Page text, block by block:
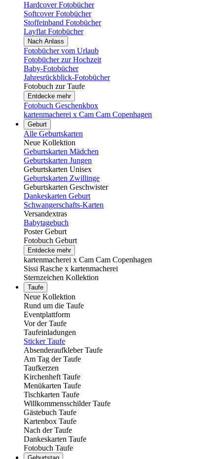
Hardcover Fotobücher
Softcover Fotobücher
Stoffeinband Fotobücher
Layflat Fotobücher
Nach Anlass
Fotobücher vom Urlaub
Fotobücher zur Hochzeit
Baby-Fotobücher
Jahresrückblick-Fotobücher
Fotobuch zur Taufe
Entdecke mehr
Fotobuch Geschenkbox
kartenmacherei x Cam Cam Copenhagen
Geburt
Alle Geburtskarten
Neue Kollektion
Geburtskarten Mädchen
Geburtskarten Jungen
Geburtskarten Unisex
Geburtskarten Zwillinge
Geburtskarten Geschwister
Dankeskarten Geburt
Schwangerschafts-Karten
Versandextras
Babytagebuch
Poster Geburt
Fotobuch Geburt
Entdecke mehr
kartenmacherei x Cam Cam Copenhagen
Sissi Rasche x kartenmacherei
Sternzeichen Kollektion
Taufe
Neue Kollektion
Rund um die Taufe
Eventplattform
Vor der Taufe
Taufeinladungen
Sticker Taufe
Absenderaufkleber Taufe
Am Tag der Taufe
Taufkerzen
Kirchenheft Taufe
Menükarten Taufe
Tischkarten Taufe
Willkommensschilder Taufe
Gästebuch Taufe
Kartenbox Taufe
Nach der Taufe
Dankeskarten Taufe
Fotobuch Taufe